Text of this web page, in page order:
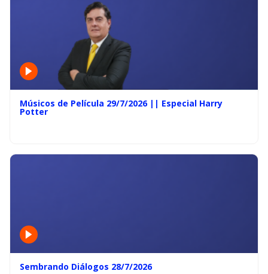
Músicos de Película 29/7/2026 || Especial Harry
Potter
Sembrando Diálogos 28/7/2026